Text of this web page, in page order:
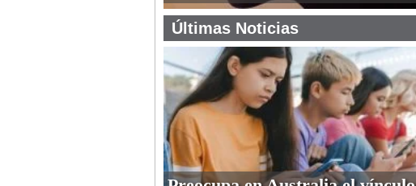
Últimas Noticias